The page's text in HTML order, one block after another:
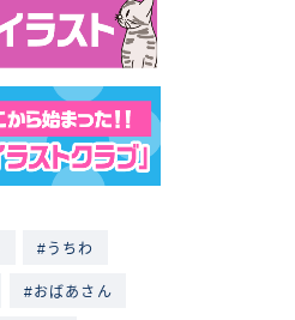
うちわ
おばあさん